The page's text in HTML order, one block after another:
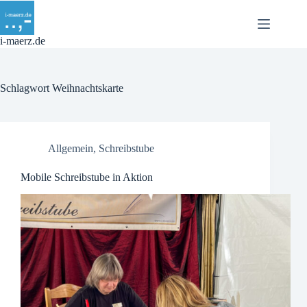
Inhalt
springen
i-maerz.de
Schlagwort Weihnachtskarte
Allgemein, Schreibstube
Mobile Schreibstube in Aktion